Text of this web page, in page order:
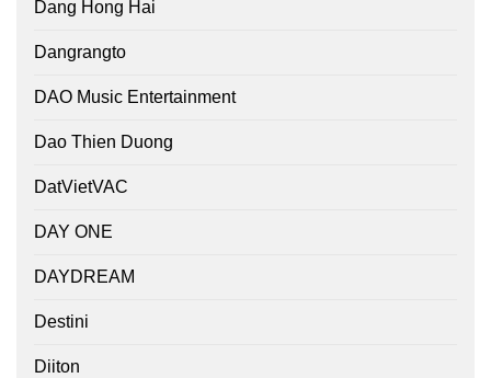
Dang Hong Hai
Dangrangto
DAO Music Entertainment
Dao Thien Duong
DatVietVAC
DAY ONE
DAYDREAM
Destini
Diiton